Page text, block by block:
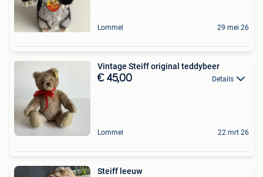
Lommel 29 mei 26
Vintage Steiff original teddybeer
€ 45,00 Details
Lommel 22 mrt 26
Steiff leeuw